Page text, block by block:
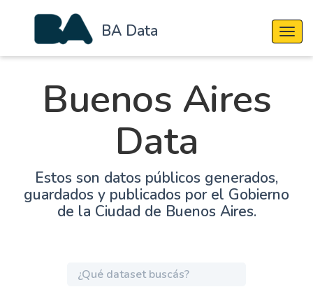
BA Data
Buenos Aires
Data
Estos son datos públicos generados,
guardados y publicados por el Gobierno
de la Ciudad de Buenos Aires.